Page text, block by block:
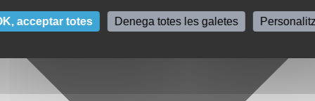
acceptar totes Denega totes les galetes